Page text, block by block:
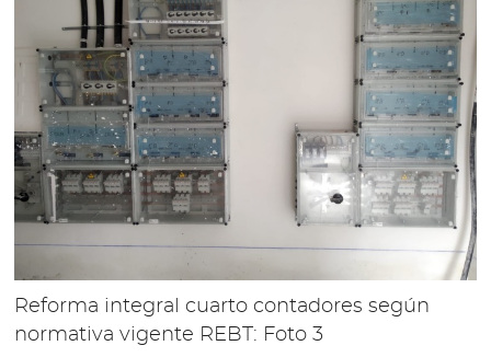
Reforma integral cuarto contadores según
normativa vigente REBT: Foto 3